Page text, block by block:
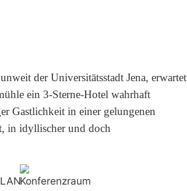
der Universitätsstadt Jena, erwartet
ein 3-Sterne-Hotel wahrhaft
Gastlichkeit in einer gelungenen
in idyllischer und doch